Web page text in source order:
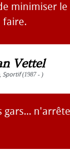
minimiser
faire.
Vettel
, Sportif(1987 - )
gars...